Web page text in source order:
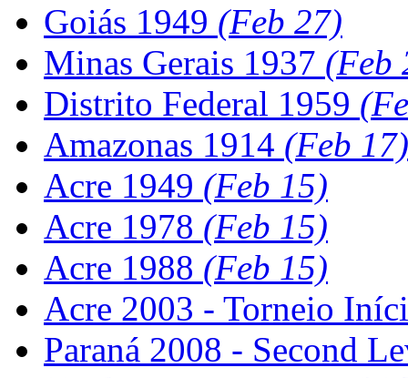
Goiás 1949 (Feb 27)
Minas Gerais 1937 (Feb
Distrito Federal 1959
Amazonas 1914 (Feb 17)
Acre 1949 (Feb 15)
Acre 1978 (Feb 15)
Acre 1988 (Feb 15)
Acre 2003 - Torneio
Paraná 2008 - Second